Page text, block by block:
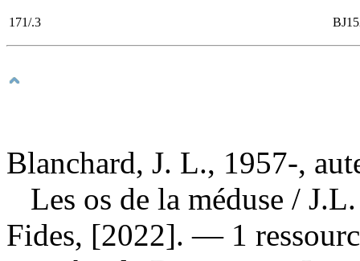
171/.3
Blanchard, J. L., 1957-,
Les os de la méduse /
Fides, [2022]. — 1